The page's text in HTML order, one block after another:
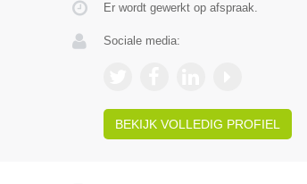
Er wordt gewerkt op afspraak.
Sociale media:
BEKIJK VOLLEDIG PROFIEL